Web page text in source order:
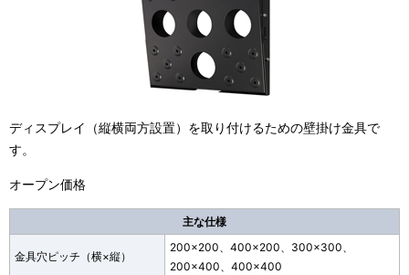
ディスプレイ（縦横両方設置）を取り付けるための壁掛け金具で
す。
オープン価格
主な仕様
金具穴ピッチ（横×縦）
200×200、400×200、300×300、
200×400、400×400